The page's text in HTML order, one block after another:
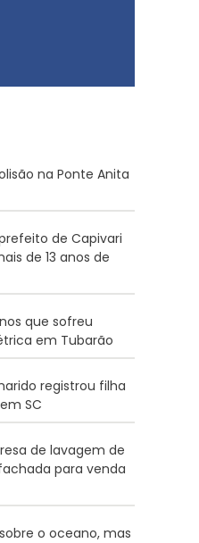
na Ponte Anita
de Capivari
de 13 anos de
que sofreu
em Tubarão
registrou filha
SC
de lavagem de
para venda
o oceano, mas